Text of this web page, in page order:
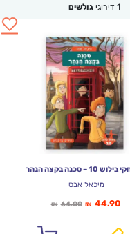
1 דירוגיגולשים
10 – סכנה בקצה הנהר
מיכאל אבס
₪ 64.00המחיר
₪ 44.90